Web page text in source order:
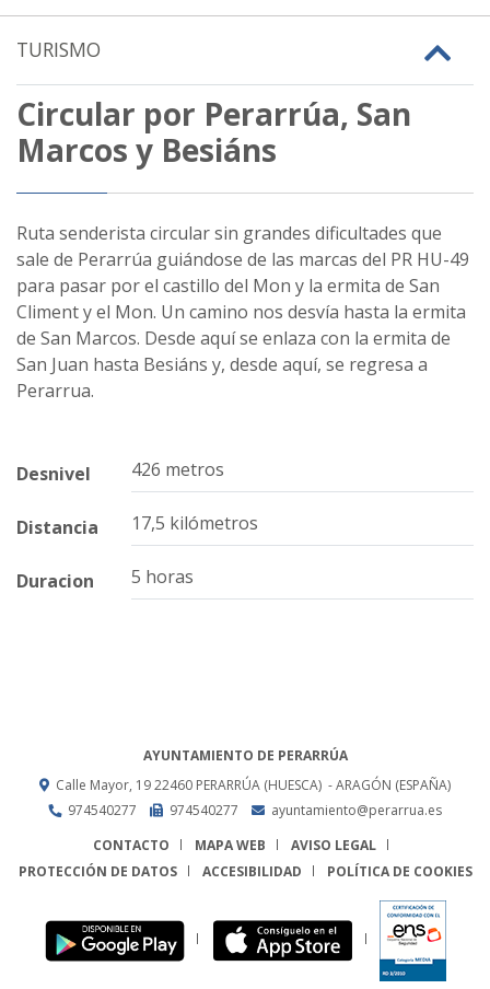
TURISMO
Circular por Perarrúa, San
Marcos y Besiáns
Ruta senderista circular sin grandes dificultades que
sale de Perarrúa guiándose de las marcas del PR HU-49
para pasar por el castillo del Mon y la ermita de San
Climent y el Mon. Un camino nos desvía hasta la ermita
de San Marcos. Desde aquí se enlaza con la ermita de
San Juan hasta Besiáns y, desde aquí, se regresa a
Perarrua.
Desnivel 426 metros
Distancia 17,5 kilómetros
Duracion 5 horas
AYUNTAMIENTO DE PERARRÚA
Calle Mayor, 1922460 PERARRÚA (HUESCA) - ARAGÓN (ESPAÑA)
974540277
974540277
ayuntamiento@perarrua.es
CONTACTO
MAPA WEB
AVISO LEGAL
PROTECCIÓN DE DATOS
ACCESIBILIDAD POLÍTICA DE COOKIES